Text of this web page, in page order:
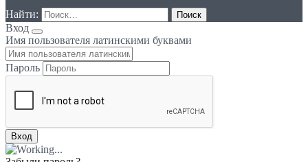
Найти:
Вход
Имя пользователя латинскими буквами
Пароль